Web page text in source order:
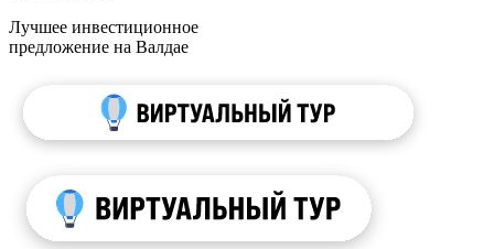
Лучшее инвестиционное
предложение на Валдае